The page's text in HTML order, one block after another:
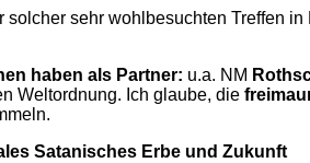
solcher sehr wohlbesuchten Treffen
haben als Partner: u.a. NM
Weltordnung. Ich glaube, die
Satanisches Erbe und Zukunft